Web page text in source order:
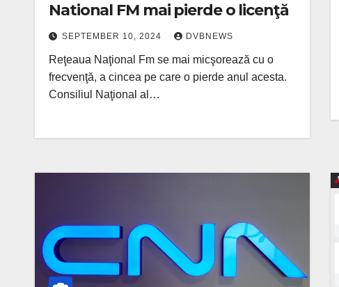
National FM mai pierde o licenţă
SEPTEMBER 10, 2024 DVBNEWS
Reţeaua Naţional Fm se mai micşorează cu o
frecvenţă, a cincea pe care o pierde anul acesta.
Consiliul Naţional al…